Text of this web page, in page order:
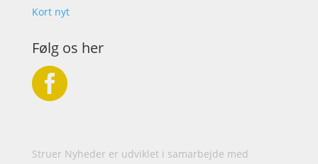
Kort nyt
Følg os her

Struer Nyheder er udviklet i samarbejde med